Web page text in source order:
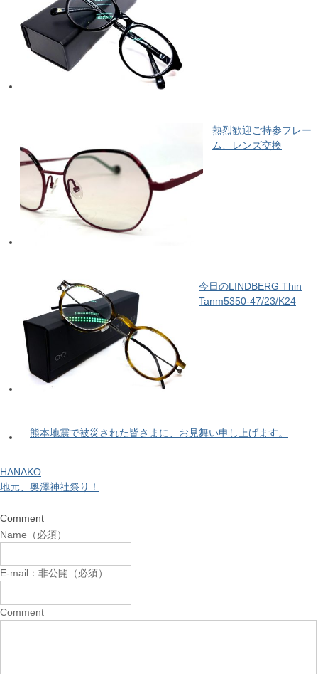
熱烈歓迎ご持参フレー
ム、レンズ交換
今日のLINDBERG Thin
Tanm5350-47/23/K24
熊本地震で被災された皆さまに、お見舞い申し上げます。
HANAKO
地元、奥澤神社祭り！
Comment
Name（必須）
E-mail：非公開（必須）
Comment